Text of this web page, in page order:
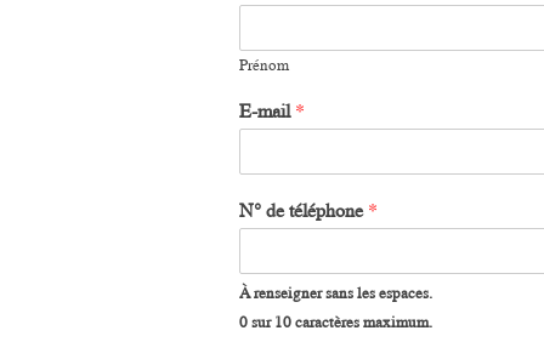
Prénom
E-mail *
N° de téléphone *
À renseigner sans les espaces.
0 sur 10 caractères maximum.